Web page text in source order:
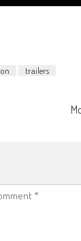
trailers